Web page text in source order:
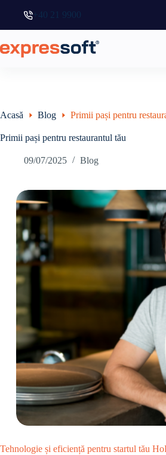
+40 21 9900
Acasă Blog Primii pași pentru
Primii pași pentru restaurantul tău
09/07/2025 Blog
Tehnologie și eficiență pentru startul tău